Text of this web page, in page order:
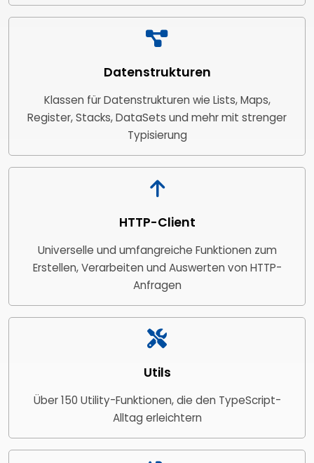
Datenstrukturen
Klassen für Datenstrukturen wie Lists, Maps,
Register, Stacks, DataSets und mehr mit strenger
Typisierung
HTTP-Client
Universelle und umfangreiche Funktionen zum
Erstellen, Verarbeiten und Auswerten von HTTP-
Anfragen
Utils
Über 150 Utility-Funktionen, die den TypeScript-
Alltag erleichtern